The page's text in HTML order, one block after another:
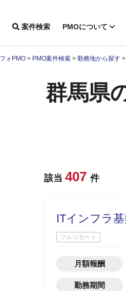
案件検索 PMOについて
ォPMO > PMO案件検索 > 勤務地から探す >
群馬県
該当 407 件
ITインフラ
フルリモート
月額報酬
勤務期間